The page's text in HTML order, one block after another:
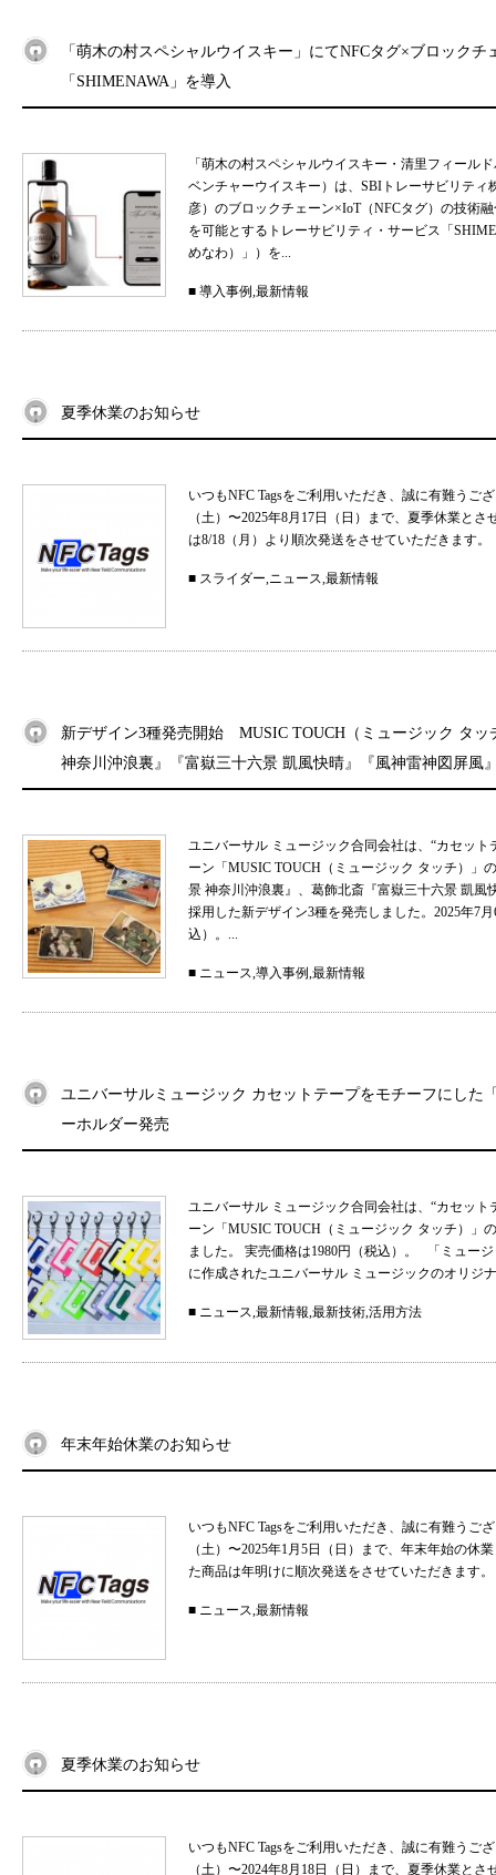
「萌木の村スペシャルウイスキー」にてNFCタグ×ブロックチ
「SHIMENAWA」を導入
「萌木の村スペシャルウイスキー・清里フィール
ベンチャーウイスキー）は、SBIトレーサビリテ
彦）のブロックチェーン×IoT（NFCタグ）の技術
を可能とするトレーサビリティ・サービス「
めなわ）」）を...
■ 導入事例,最新情報
夏季休業のお知らせ
いつもNFC Tagsをご利用いただき、誠に有難う
（土）〜2025年8月17日（日）まで、夏季休業と
は8/18（月）より順次発送をさせていただきま
■ スライダー,ニュース,最新情報
新デザイン3種発売開始 MUSIC TOUCH（ミュージック タッ
神奈川沖浪裏』『富嶽三十六景 凱風快晴』『風神雷神図屏風
ユニバーサル ミュージック合同会社は、“カセッ
ーン「MUSIC TOUCH（ミュージック タッチ）」
景 神奈川沖浪裏』、葛飾北斎『富嶽三十六景 凱
採用した新デザイン3種を発売しました。2025年7
込）。...
■ ニュース,導入事例,最新情報
ユニバーサルミュージック カセットテープをモチーフにした
ーホルダー発売
ユニバーサル ミュージック合同会社は、“カセッ
ーン「MUSIC TOUCH（ミュージック タッチ）」
ました。 実売価格は1980円（税込）。 「ミュー
に作成されたユニバーサル ミュージックのオリジ
■ ニュース,最新情報,最新技術,活用方法
年末年始休業のお知らせ
いつもNFC Tagsをご利用いただき、誠に有難う
（土）〜2025年1月5日（日）まで、年末年始の
た商品は年明けに順次発送をさせていただきま
■ ニュース,最新情報
夏季休業のお知らせ
いつもNFC Tagsをご利用いただき、誠に有難う
（土）〜2024年8月18日（日）まで、夏季休業と